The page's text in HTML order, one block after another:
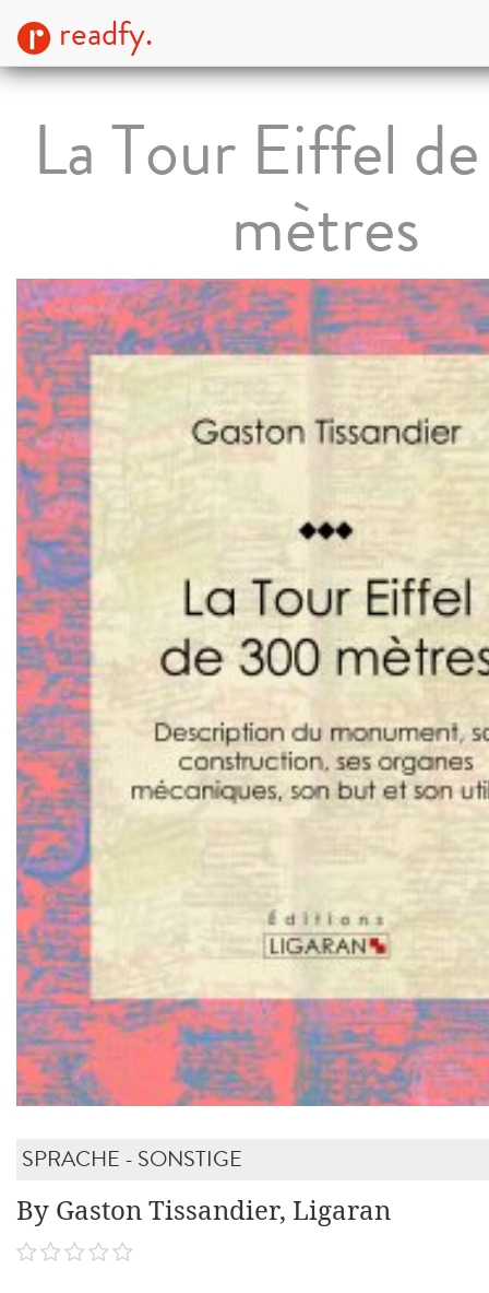
readfy.
La Tour Eiffel
mètres
SPRACHE - SONSTIGE
By Gaston Tissandier, Ligaran